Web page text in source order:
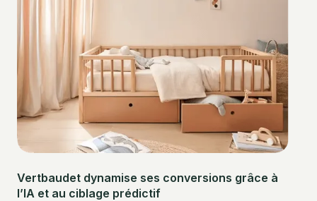
Vertbaudet dynamise ses conversions grâce à
l’IA et au ciblage prédictif